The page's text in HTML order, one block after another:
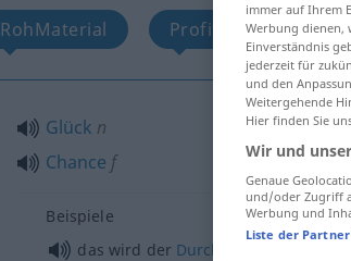
RohMaterial Profit, Verdienst
Glück n
Chance f
Beispiele
das wird der Durchbruch
immer auf Ihrem
Werbung dienen,
Einverständnis
jederzeit für
und den
Weitergehende
Hier finden Sie
Wir und
Genaue
und/oder Zugriff
Werbung und
Liste der